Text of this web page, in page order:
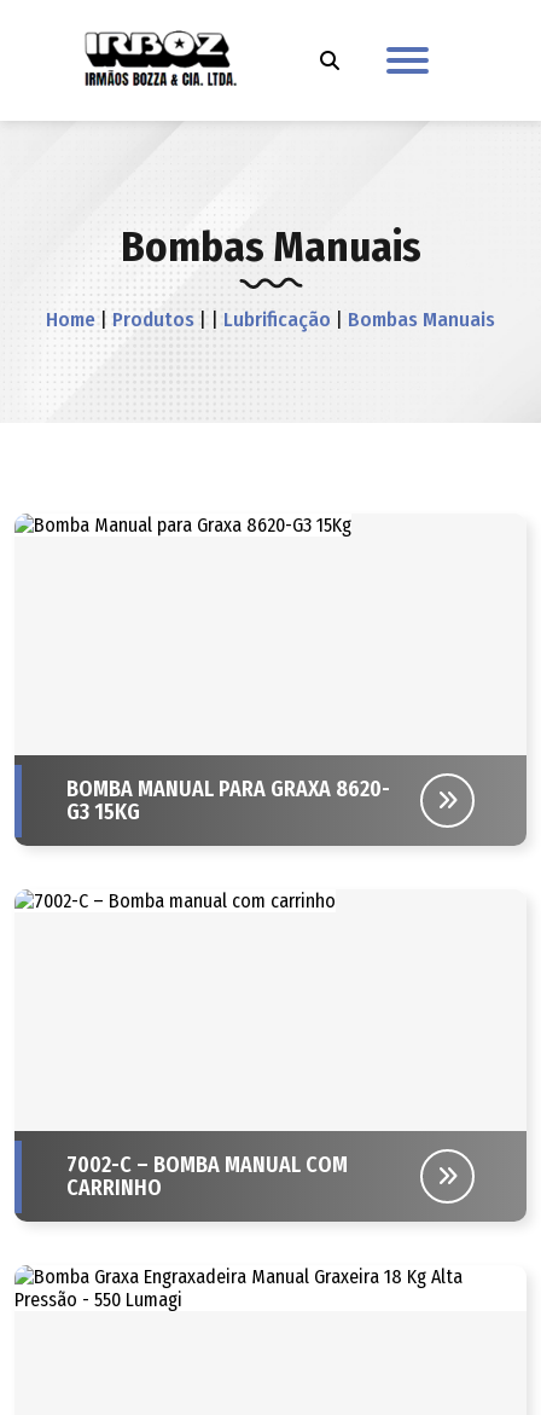
Bombas Manuais
Home| Produtos Lubrificação Bombas Manuais
BOMBA MANUAL PARA GRAXA 8620-
G3 15KG
7002-C – BOMBA MANUAL COM
CARRINHO